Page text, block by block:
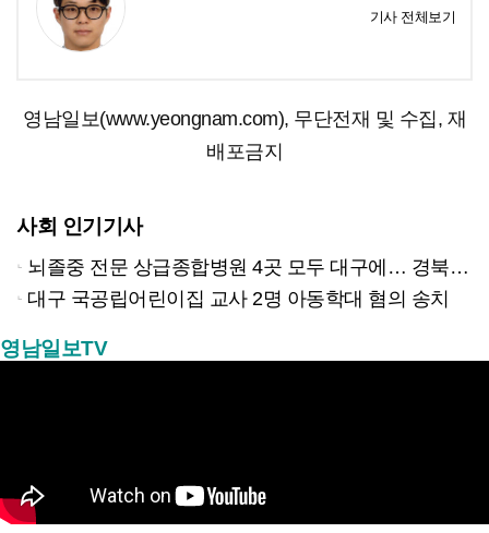
기사 전체보기
영남일보(www.yeongnam.com), 무단전재 및 수집, 재
배포금지
사회 인기기사
뇌졸중 전문 상급종합병원 4곳 모두 대구에… 경북은 골든타임 사각지대
대구 국공립어린이집 교사 2명 아동학대 혐의 송치
영남일보TV